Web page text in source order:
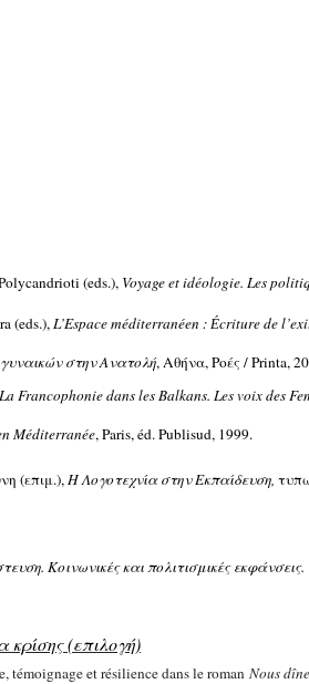
(eds.), Voyage et idéologie. Les
(eds.),L’Espace méditerranéen : Écriture de
στην Ανατολή, Αθήνα, Ροές / Printa,
La Francophonie dans les Balkans. Les voix des
Méditerranée, Paris, éd. Publisud, 1999.
(επιμ.),Η Λογοτεχνία στηνΕκπαίδευση,
Κοινωνικές και πολιτισμικές
(επιλογή)
témoignage et résilience dans le roman Nous